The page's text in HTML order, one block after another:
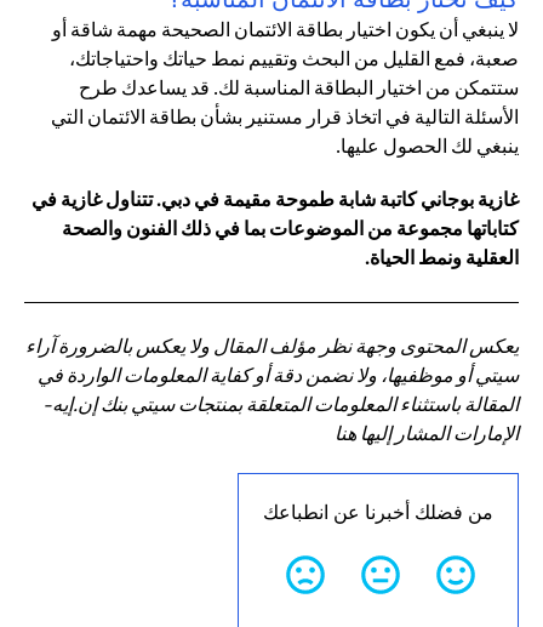
لا ينبغي أن يكون اختيار بطاقة الائتمان الصحيحة مهمة شاقة أو
صعبة، فمع القليل من البحث وتقييم نمط حياتك واحتياجاتك،
ستتمكن من اختيار البطاقة المناسبة لك. قد يساعدك طرح
الأسئلة التالية في اتخاذ قرار مستنير بشأن بطاقة الائتمان التي
ينبغي لك الحصول عليها.
غازية بوجاني كاتبة شابة طموحة مقيمة في دبي. تتناول غازية في
كتاباتها مجموعة من الموضوعات بما في ذلك الفنون والصحة
العقلية ونمط الحياة.
يعكس المحتوى وجهة نظر مؤلف المقال ولا يعكس بالضرورة آراء
سيتي أو موظفيها، ولا نضمن دقة أو كفاية المعلومات الواردة في
المقالة باستثناء المعلومات المتعلقة بمنتجات سيتي بنك إن.إيه-
الإمارات المشار إليها هنا
من فضلك أخبرنا عن انطباعك